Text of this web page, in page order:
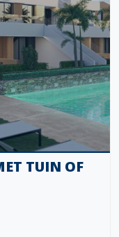
TUIN OF